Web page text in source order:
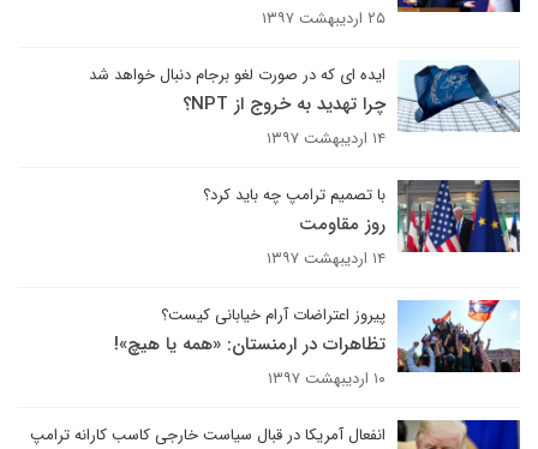
۲۵ اردیبهشت ۱۳۹۷
ایده ای که در صورت لغو برجام دنبال خواهد شد
چرا تهدید به خروج از NPT؟
۱۴ اردیبهشت ۱۳۹۷
با تصمیم ترامپ چه باید کرد؟
روز مقاومت
۱۴ اردیبهشت ۱۳۹۷
پیروز اعتراضات آرام خیابانی کیست؟
تظاهرات در ارمنستان: «همه یا هیچ»!
۱۰ اردیبهشت ۱۳۹۷
انفعال آمریکا در قبال سیاست خارجی کاسب کارانه ترامپ